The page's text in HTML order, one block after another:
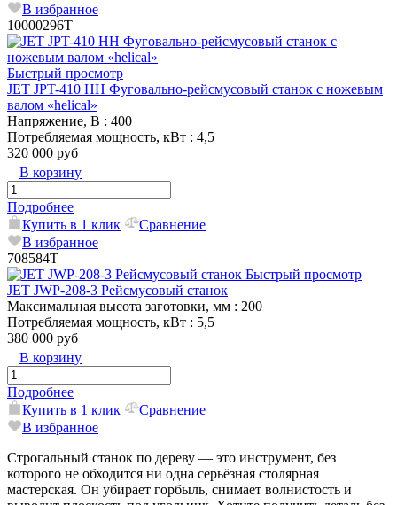
В избранное
10000296T
Быстрый просмотр
JET JPT-410 HH Фуговально-рейсмусовый станок с ножевым
валом «helical»
Напряжение, В : 400
Потребляемая мощность, кВт : 4,5
320 000 руб
В корзину
Подробнее
Купить в 1 клик
Сравнение
В избранное
708584T
Быстрый просмотр
JET JWP-208-3 Рейсмусовый станок
Максимальная высота заготовки, мм : 200
Потребляемая мощность, кВт : 5,5
380 000 руб
В корзину
Подробнее
Купить в 1 клик
Сравнение
В избранное
Строгальный станок по дереву — это инструмент, без
которого не обходится ни одна серьёзная столярная
мастерская. Он убирает горбыль, снимает волнистость и